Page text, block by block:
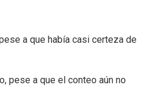
a que había casi certeza de
pese a que el conteo aún no